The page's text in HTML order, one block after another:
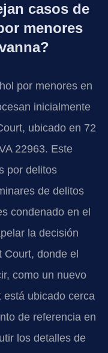
casos de
menores
por menores en
inicialmente
ubicado en 72
22963. Este
por delitos
de delitos
condenado en el
la decisión
donde el
como un nuevo
está ubicado cerca
de referencia en
los detalles de